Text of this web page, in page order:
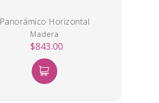
Panorámico Horizontal
Madera
$843.00